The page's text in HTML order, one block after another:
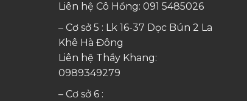
Liên hệ Cô Hồng: 091 5485026
– Cơ sở 5 : Lk 16-37 Dọc Bún 2 La
Khê Hà Đông
Liên hệ Thầy Khang:
0989349279
– Cơ sở 6 :